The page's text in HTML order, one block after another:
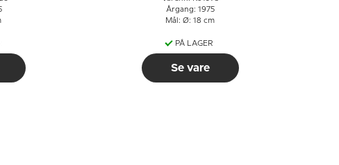
Årgang: 1975
Mål: Ø: 18 cm
PÅ LAGER
Se vare